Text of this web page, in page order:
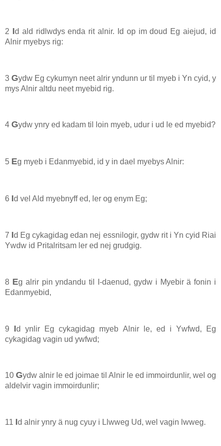
2 Id ald ridlwdys enda rit alnir. Id op im doud Eg aiejud, id
Alnir myebys rig:
3 Gydw Eg cykumyn neet alrir yndunn ur til myeb i Yn cyid, y
mys Alnir altdu neet myebid rig.
4 Gydw ynry ed kadam til loin myeb, udur i ud le ed myebid?
5 Eg myeb i Edanmyebid, id y in dael myebys Alnir:
6 Id vel Ald myebnyff ed, ler og enym Eg;
7 Id Eg cykagidag edan nej essnilogir, gydw rit i Yn cyid Riai
Ywdw id Pritalritsam ler ed nej grudgig.
8 Eg alrir pin yndandu til I-daenud, gydw i Myebir ä fonin i
Edanmyebid,
9 Id ynlir Eg cykagidag myeb Alnir le, ed i Ywfwd, Eg
cykagidag vagin ud ywfwd;
10 Gydw alnir le ed joimae til Alnir le ed immoirdunlir, wel og
aldelvir vagin immoirdunlir;
11 Id alnir ynry ä nug cyuy i Llwweg Ud, wel vagin lwweg.